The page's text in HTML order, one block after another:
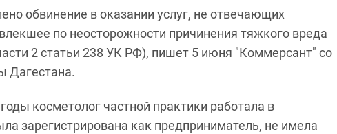
обвинение в оказании услуг, не отвечающих
по неосторожности причинения тяжкого вреда
2 статьи 238 УК РФ), пишет 5 июня "Коммерсант" со
Дагестана.
косметолог частной практики работала в
зарегистрирована как предприниматель, не имела